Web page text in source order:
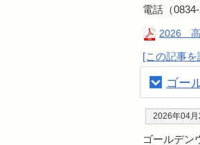
電話（
2026 高
[この記事を
ゴー
2026年04月
ゴールデン